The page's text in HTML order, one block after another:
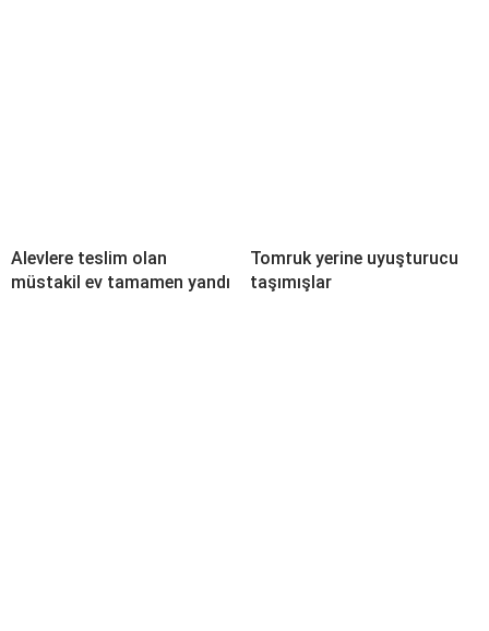
Alevlere teslim olan
müstakil ev tamamen yandı
Tomruk yerine uyuşturucu
taşımışlar